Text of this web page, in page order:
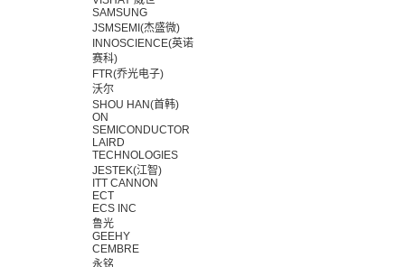
SAMSUNG
JSMSEMI(杰盛微)
INNOSCIENCE(英诺
赛科)
FTR(乔光电子)
沃尔
SHOU HAN(首韩)
ON
SEMICONDUCTOR
LAIRD
TECHNOLOGIES
JESTEK(江智)
ITT CANNON
ECT
ECS INC
鲁光
GEEHY
CEMBRE
永铭